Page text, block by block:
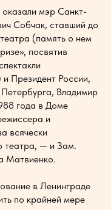
мэр Санкт-
Собчак, ставший до
(память о нем
посвятив
Президент России,
Владимир
года в Доме
и
всячески
театра, — и Зам.
Матвиенко.
в Ленинграде
по крайней мере